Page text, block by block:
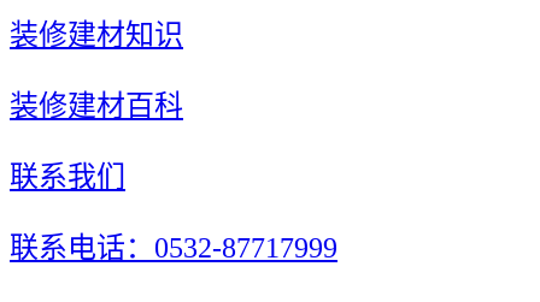
装修建材知识
装修建材百科
联系我们
联系电话：0532-87717999